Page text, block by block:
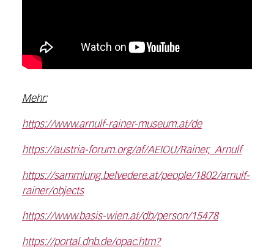
Mehr:
https://www.arnulf-rainer-museum.at/de
https://austria-forum.org/af/AEIOU/Rainer,_Arnulf
https://sammlung.belvedere.at/people/1802/arnulf-
rainer/objects
https://www.basis-wien.at/db/person/15478
https://portal.dnb.de/opac.htm?